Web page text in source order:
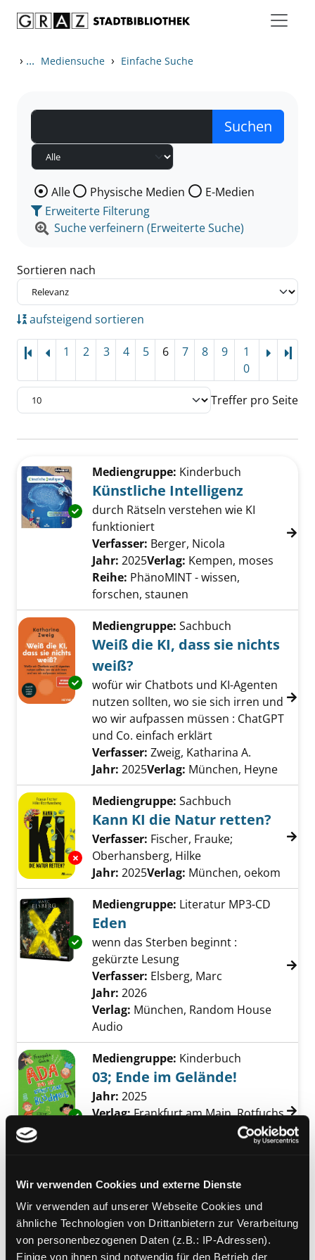
Wir verwenden Cookies und externe Dienste
Wir verwenden auf unserer Webseite Cookies und
ähnliche Technologien von Drittanbietern zur Verarbeitung
von personenbezogenen Daten (z.B.: IP-Adressen).
Einige von ihnen sind notwendig für den Betrieb der
› ... Mediensuche › Einfache Suche
Wählen Sie die Medienart nach der Sie suchen wollen.
Alle Physische Medien
E-Medien
Erweiterte Filterung
Suche verfeinern (Erweiterte Suche)
Sortieren nach
aufsteigend sortieren
1 2 3 4 5 6 7 8 9
1
0
Treffer pro Seite
Zu den Suchfiltern springen
Exemplar-Details von Künstliche Intelligenz
Mediengruppe: Kinderbuch
Künstliche Intelligenz
durch Rätseln verstehen wie KI
funktioniert
Verfasser: Berger, Nicola
Jahr: 2025Verlag: Kempen, moses
Reihe: PhänoMINT - wissen,
forschen, staunen
Exemplar-Details von Weiß die KI, dass sie
Mediengruppe: Sachbuch
Weiß die KI, dass sie nichts
weiß?
wofür wir Chatbots und KI-Agenten
nutzen sollten, wo sie sich irren und
wo wir aufpassen müssen : ChatGPT
und Co. einfach erklärt
Verfasser: Zweig, Katharina A.
Jahr: 2025Verlag: München, Heyne
Exemplar-Details von Kann KI die Natur
Mediengruppe: Sachbuch
Kann KI die Natur retten?
Verfasser: Fischer, Frauke;
Oberhansberg, Hilke
Jahr: 2025Verlag: München, oekom
Exemplar-Details von Eden anzeigen
Mediengruppe: Literatur MP3-CD
Eden
wenn das Sterben beginnt :
gekürzte Lesung
Verfasser: Elsberg, Marc
Jahr: 2026
Verlag: München, Random House
Audio
Exemplar-Details von 03; Ende im Gelände!
Mediengruppe: Kinderbuch
03; Ende im Gelände!
Suche nach diesem Verfasser
Jahr: 2025
Verlag:Frankfurt am Main, Rotfuchs
Ada und die
Exemplar-Details von KI und du anzeigen
KI und du
künstliche Intelligenz interaktiv
erleben und verstehen : mit Videos